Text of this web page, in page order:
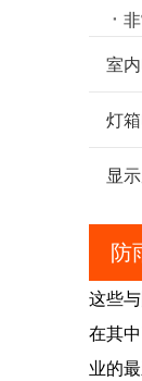
室
灯
显
防
这些与
在其
业的